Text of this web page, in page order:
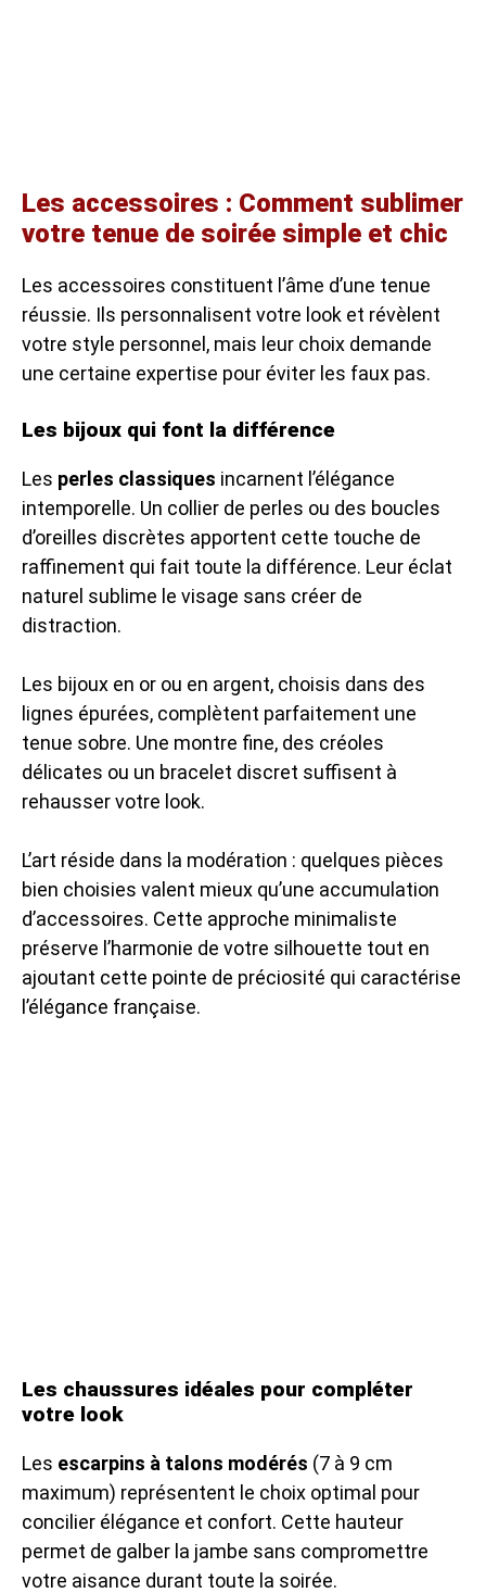
Les accessoires : Comment sublimer
votre tenue de soirée simple et chic
Les accessoires constituent l’âme d’une tenue
réussie. Ils personnalisent votre look et révèlent
votre style personnel, mais leur choix demande
une certaine expertise pour éviter les faux pas.
Les bijoux qui font la différence
Les perles classiques incarnent l’élégance
intemporelle. Un collier de perles ou des boucles
d’oreilles discrètes apportent cette touche de
raffinement qui fait toute la différence. Leur éclat
naturel sublime le visage sans créer de
distraction.
Les bijoux en or ou en argent, choisis dans des
lignes épurées, complètent parfaitement une
tenue sobre. Une montre fine, des créoles
délicates ou un bracelet discret suffisent à
rehausser votre look.
L’art réside dans la modération : quelques pièces
bien choisies valent mieux qu’une accumulation
d’accessoires. Cette approche minimaliste
préserve l’harmonie de votre silhouette tout en
ajoutant cette pointe de préciosité qui caractérise
l’élégance française.
Les chaussures idéales pour compléter
votre look
Les escarpins à talons modérés (7 à 9 cm
maximum) représentent le choix optimal pour
concilier élégance et confort. Cette hauteur
permet de galber la jambe sans compromettre
votre aisance durant toute la soirée.